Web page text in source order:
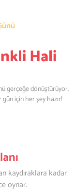
Hali
gerçeğe dönüştürüyor.
için her şey hazır!
kaydıraklara kadar
oynar.